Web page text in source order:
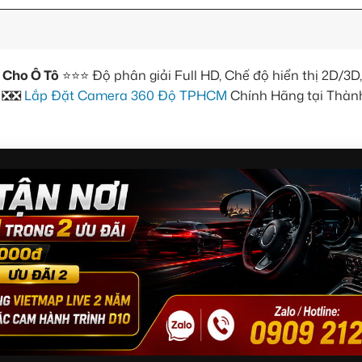
Ô Tô ⭐⭐⭐ Độ phân giải Full HD, Chế độ hiển thị 2D/
Lắp Đặt Camera 360 Độ TPHCM Chính Hãng tại